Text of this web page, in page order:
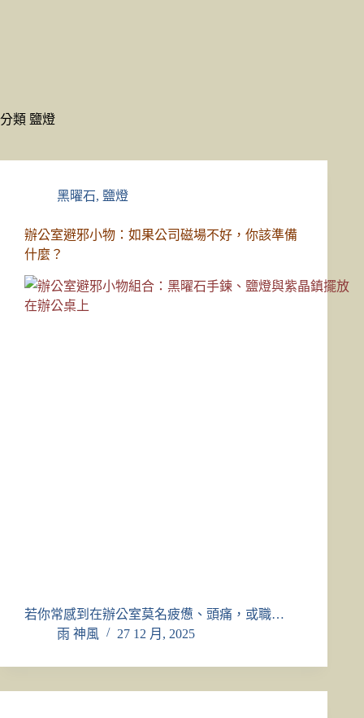
分類 鹽燈
黑曜石, 鹽燈
辦公室避邪小物：如果公司磁場不好，你該準備
什麼？
若你常感到在辦公室莫名疲憊、頭痛，或職…
雨 神風
27 12 月, 2025